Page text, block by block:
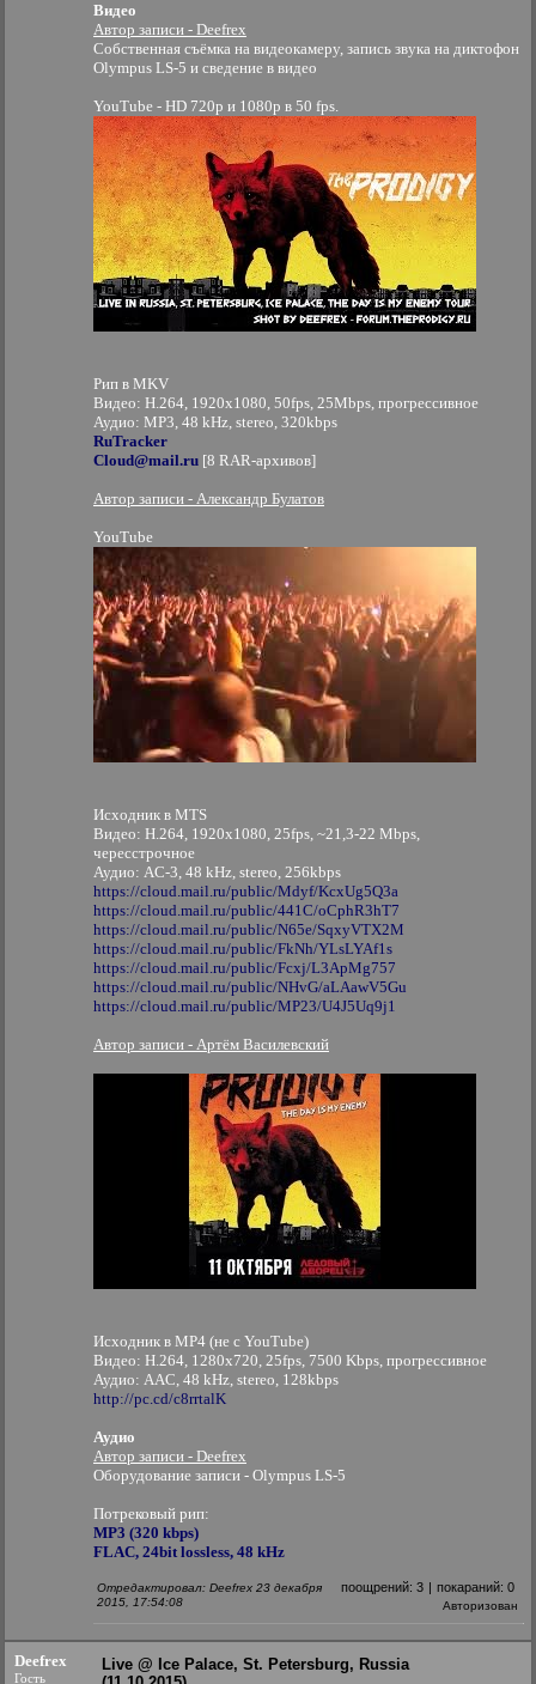
Видео
Автор записи - Deefrex
Собственная съёмка на видеокамеру, запись звука на диктофон
Olympus LS-5 и сведение в видео
YouTube - HD 720p и 1080p в 50 fps.
Рип в MKV
Видео: H.264, 1920x1080, 50fps, 25Mbps, прогрессивное
Аудио: MP3, 48 kHz, stereo, 320kbps
RuTracker
Cloud@mail.ru [8 RAR-архивов]
Автор записи - Александр Булатов
YouTube
Исходник в MTS
Видео: H.264, 1920x1080, 25fps, ~21,3-22 Mbps,
чересстрочное
Аудио: AC-3, 48 kHz, stereo, 256kbps
https://cloud.mail.ru/public/Mdyf/KcxUg5Q3a
https://cloud.mail.ru/public/441C/oCphR3hT7
https://cloud.mail.ru/public/N65e/SqxyVTX2M
https://cloud.mail.ru/public/FkNh/YLsLYAf1s
https://cloud.mail.ru/public/Fcxj/L3ApMg757
https://cloud.mail.ru/public/NHvG/aLAawV5Gu
https://cloud.mail.ru/public/MP23/U4J5Uq9j1
Автор записи - Артём Василевский
Исходник в MP4 (не с YouTube)
Видео: H.264, 1280x720, 25fps, 7500 Kbps, прогрессивное
Аудио: AAC, 48 kHz, stereo, 128kbps
http://pc.cd/c8rrtalK
Аудио
Автор записи - Deefrex
Оборудование записи - Olympus LS-5
Потрековый рип:
MP3 (320 kbps)
FLAC, 24bit lossless, 48 kHz
Отредактировал: Deefrex 23 декабря
2015, 17:54:08
поощрений: 3 | покараний: 0
Авторизован
Deefrex
Гость
Live @ Ice Palace, St. Petersburg, Russia